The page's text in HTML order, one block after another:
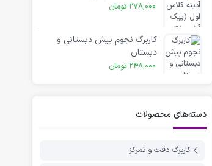
278,000 تومان
کاربرگ نجوم پیش دبستانی و
دبستان
248,000 تومان
دسته‌های محصولات
کاربرگ دقت و تمرکز